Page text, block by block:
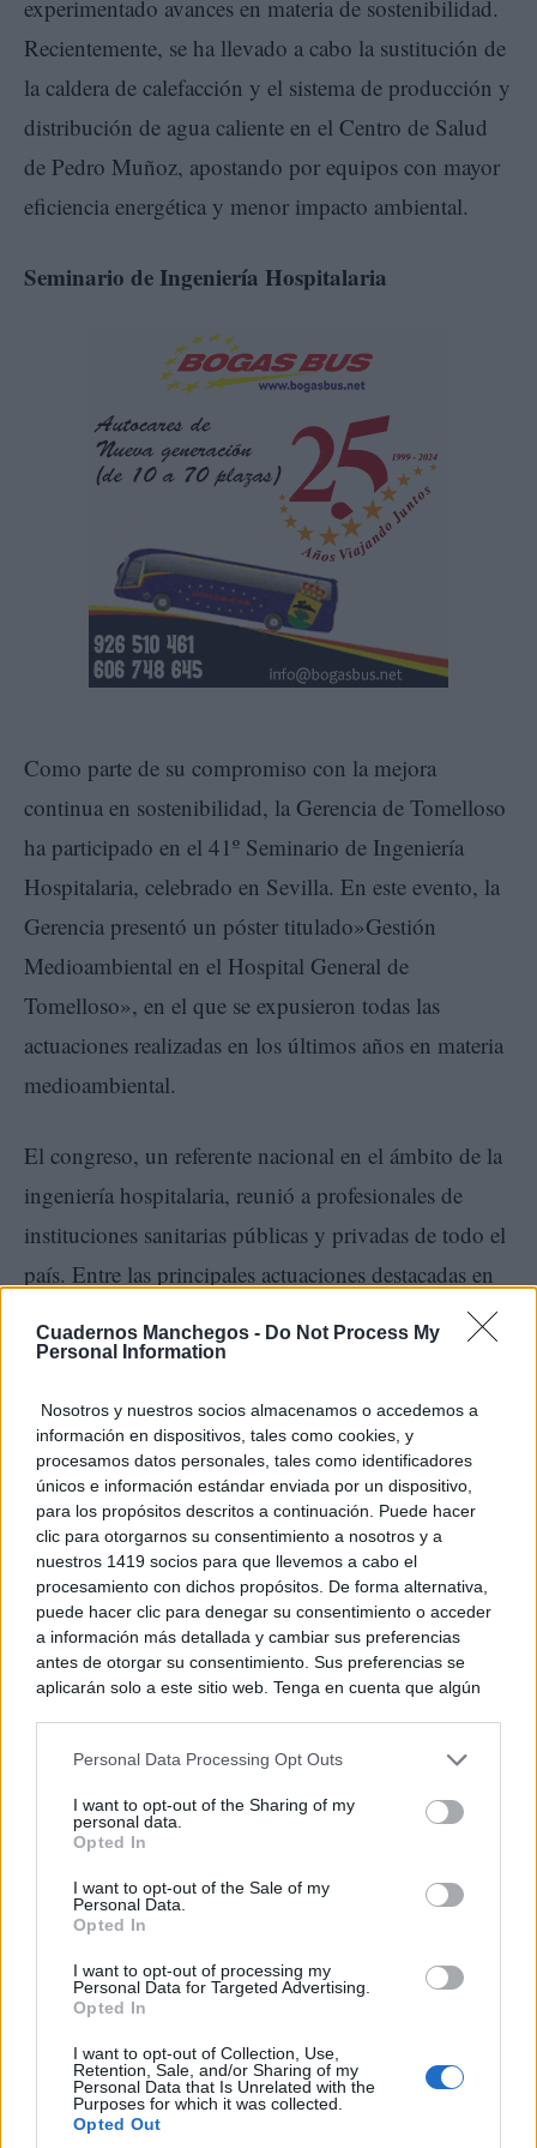
Cuadernos Manchegos - Do Not Process My
Personal Information
Nosotros y nuestros socios almacenamos o accedemos a
información en dispositivos, tales como cookies, y
procesamos datos personales, tales como identificadores
únicos e información estándar enviada por un dispositivo,
para los propósitos descritos a continuación. Puede hacer
clic para otorgarnos su consentimiento a nosotros y a
nuestros 1419 socios para que llevemos a cabo el
procesamiento con dichos propósitos. De forma alternativa,
puede hacer clic para denegar su consentimiento o acceder
a información más detallada y cambiar sus preferencias
antes de otorgar su consentimiento. Sus preferencias se
aplicarán solo a este sitio web. Tenga en cuenta que algún
rechazar tal procesamiento. Puede cambiar sus preferencias
a este sitio y haciendo clic en el botón "Privacidad" en la
parte inferior de la página web.
Please note that this website/app uses one or more Google
services and may gather and store information including but
not limited to your visit or usage behaviour. You may click to
use your data for below specified purposes in below Google
consent section.
Personal Data Processing Opt Outs
I want to opt-out of the Sharing of my
personal data.
Opted In
I want to opt-out of the Sale of my
Personal Data.
Opted In
I want to opt-out of processing my
Personal Data for Targeted Advertising.
Opted In
I want to opt-out of Collection, Use,
Retention, Sale, and/or Sharing of my
Personal Data that Is Unrelated with the
Purposes for which it was collected.
Opted Out
experimentado avances en materia de sostenibilidad.
Recientemente, se ha llevado a cabo la sustitución de
la caldera de calefacción y el sistema de producción y
distribución de agua caliente en el Centro de Salud
de Pedro Muñoz, apostando por equipos con mayor
eficiencia energética y menor impacto ambiental.
Seminario de Ingeniería Hospitalaria
Como parte de su compromiso con la mejora
continua en sostenibilidad, la Gerencia de Tomelloso
ha participado en el 41º Seminario de Ingeniería
Hospitalaria, celebrado en Sevilla. En este evento, la
Gerencia presentó un póster titulado»Gestión
Medioambiental en el Hospital General de
Tomelloso», en el que se expusieron todas las
actuaciones realizadas en los últimos años en materia
medioambiental.
El congreso, un referente nacional en el ámbito de la
ingeniería hospitalaria, reunió a profesionales de
instituciones sanitarias públicas y privadas de todo el
país. Entre las principales actuaciones destacadas en
modernización de equipos y la instalación de
LED.
Estrategias de ahorro de aguaa través de
dispositivos eficientes y la reutilización de aguas
grises.
Fomento del transporte sostenible, incluyendo
puntos de carga para vehículos eléctricos.
parque solar en crecimiento.
El evento contó con la participación del consejero de
Sanidad, Jesús Fernández Sanz, quien intervino en
una mesa redonda para destacar el papel clave de los
ingenieros y responsables de mantenimiento en la
gestión de las infraestructuras sanitarias.